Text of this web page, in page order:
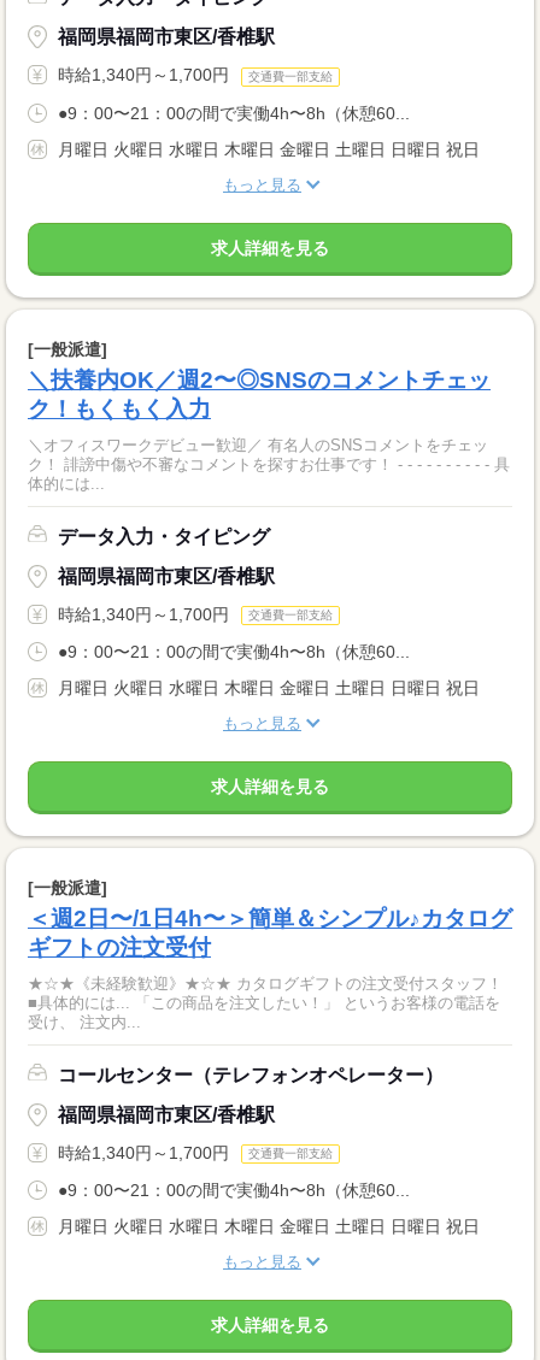
福岡県福岡市東区/香椎駅
時給1,340円～1,700円 交通費一部支給
●9：00〜21：00の間で実働4h〜8h（休憩60...
月曜日 火曜日 水曜日 木曜日 金曜日 土曜日 日曜日 祝日
もっと見る
求人詳細を見る
[一般派遣]
＼扶養内OK／週2〜◎SNSのコメントチェッ
ク！もくもく入力
＼オフィスワークデビュー歓迎／ 有名人のSNSコメントをチェッ
ク！ 誹謗中傷や不審なコメントを探すお仕事です！ - - - - - - - - - - 具
体的には...
データ入力・タイピング
福岡県福岡市東区/香椎駅
時給1,340円～1,700円 交通費一部支給
●9：00〜21：00の間で実働4h〜8h（休憩60...
月曜日 火曜日 水曜日 木曜日 金曜日 土曜日 日曜日 祝日
もっと見る
求人詳細を見る
[一般派遣]
＜週2日〜/1日4h〜＞簡単＆シンプル♪カタログ
ギフトの注文受付
★☆★《未経験歓迎》★☆★ カタログギフトの注文受付スタッフ！
■具体的には... 「この商品を注文したい！」 というお客様の電話を
受け、 注文内...
コールセンター（テレフォンオペレーター）
福岡県福岡市東区/香椎駅
時給1,340円～1,700円 交通費一部支給
●9：00〜21：00の間で実働4h〜8h（休憩60...
月曜日 火曜日 水曜日 木曜日 金曜日 土曜日 日曜日 祝日
もっと見る
求人詳細を見る